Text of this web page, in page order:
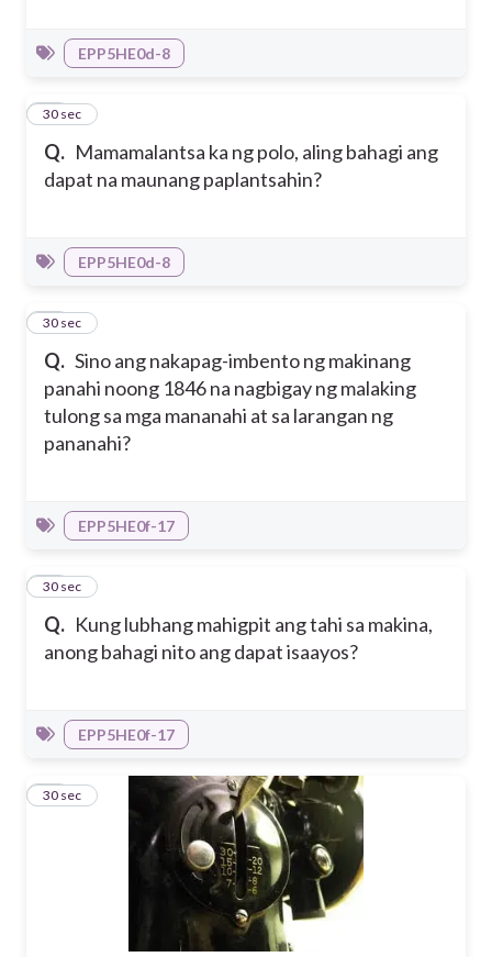
EPP5HE0d-8
Q. Mamamalantsa ka ng polo, aling bahagi ang
dapat na maunang paplantsahin?
13
30 sec
EPP5HE0d-8
Q. Sino ang nakapag-imbento ng makinang
panahi noong 1846 na nagbigay ng malaking
tulong sa mga mananahi at sa larangan ng
pananahi?
14
30 sec
EPP5HE0f-17
Q. Kung lubhang mahigpit ang tahi sa makina,
anong bahagi nito ang dapat isaayos?
15
30 sec
EPP5HE0f-17
16
30 sec